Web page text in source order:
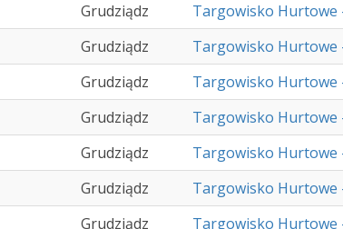
Grudziądz Targowisko Hurtowe
Grudziądz Targowisko Hurtowe
Grudziądz Targowisko Hurtowe
Grudziądz Targowisko Hurtowe
Grudziądz Targowisko Hurtowe
Grudziądz Targowisko Hurtowe
Grudziądz Targowisko Hurtowe